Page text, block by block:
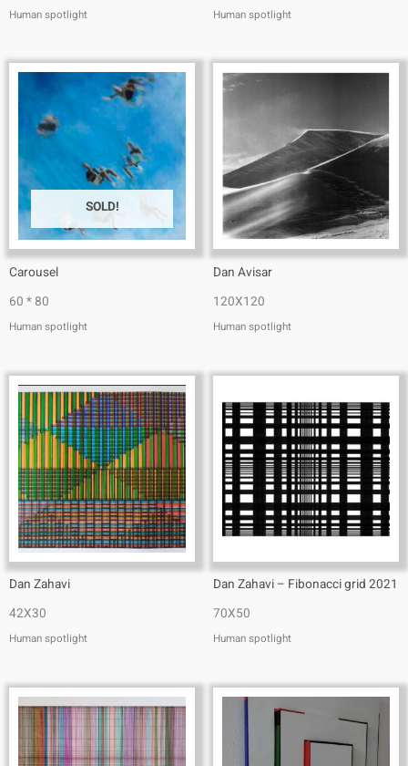
Human spotlight Human spotlight
SOLD!
Carousel
60 * 80
Human spotlight
Dan Avisar
120X120
Human spotlight
Dan Zahavi
42X30
Human spotlight
Dan Zahavi – Fibonacci grid 2021
70X50
Human spotlight